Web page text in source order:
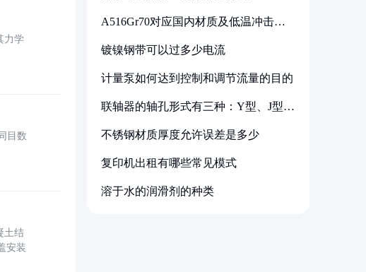
力学
目数
土结
安装
A516Gr70对应国内材质及低温冲击要
镀镍钢带可以过多少电流
计量泵如何达到控制和调节流量的目的
联轴器的轴孔形式有三种：Y型、J型、
不锈钢材质厚度允许误差是多少
复印机出租有哪些常见模式
溶于水的润滑剂的种类